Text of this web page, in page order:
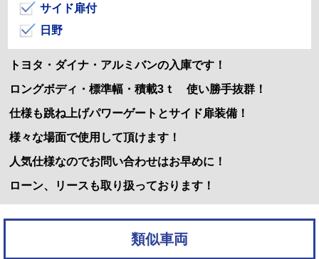
サイド扉付
日野
トヨタ・ダイナ・アルミバンの入庫です！
ロングボディ・標準幅・積載3ｔ 使い勝手抜群！
仕様も跳ね上げパワーゲートとサイド扉装備！
様々な場面で使用して頂けます！
人気仕様なのでお問い合わせはお早めに！
ローン、リースも取り扱っております！
類似車両